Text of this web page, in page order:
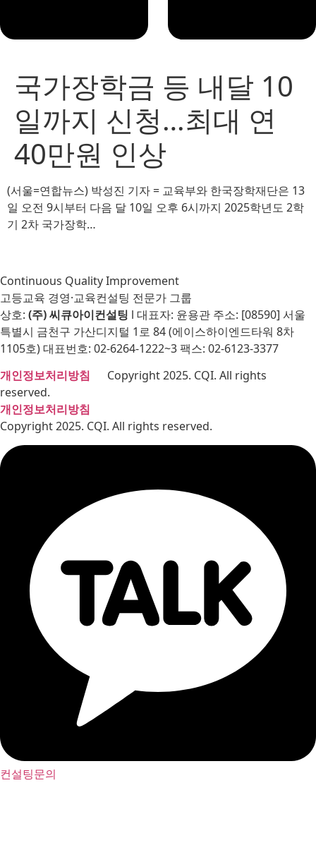
국가장학금 등 내달 10
일까지 신청…최대 연
40만원 인상
(서울=연합뉴스) 박성진 기자 = 교육부와 한국장학재단은 13
일 오전 9시부터 다음 달 10일 오후 6시까지 2025학년도 2학
기 2차 국가장학…
Continuous Quality Improvement
고등교육 경영·교육컨설팅 전문가 그룹
상호: (주) 씨큐아이컨설팅 l 대표자: 윤용관 주소: [08590] 서울
특별시 금천구 가산디지털 1로 84 (에이스하이엔드타워 8차
1105호) 대표번호: 02-6264-1222~3 팩스: 02-6123-3377
개인정보처리방침 Copyright 2025. CQI. All rights
reserved.
개인정보처리방침
Copyright 2025. CQI. All rights reserved.
컨설팅문의